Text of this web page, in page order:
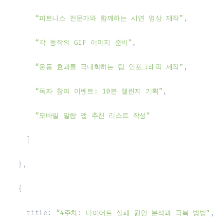
“피트니스 전문가와 함께하는 시연 영상 제작” ,
“각 동작의 GIF 이미지 준비” ,
“운동 효과를 극대화하는 팁 인포그래픽 제작” ,
“독자 참여 이벤트: 10분 챌린지 기획” ,
“모바일 알람 앱 추천 리스트 작성”
} ,
{
    title
: “4주차: 다이어트 실패 원인 분석과 극복 방법” ,